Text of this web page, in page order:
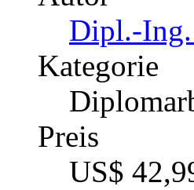
Dipl.-
Kategorie
Preis
US$